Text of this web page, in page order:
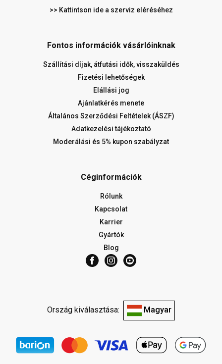
>> Kattintson ide a szerviz eléréséhez
Fontos információk vásárlóinknak
Szállítási díjak, átfutási idők, visszaküldés
Fizetési lehetőségek
Elállási jog
Ajánlatkérés menete
Általános Szerződési Feltételek (ÁSZF)
Adatkezelési tájékoztató
Moderálási és 5% kupon szabályzat
Céginformációk
Rólunk
Kapcsolat
Karrier
Gyártók
Blog
Ország kiválasztása: Magyar